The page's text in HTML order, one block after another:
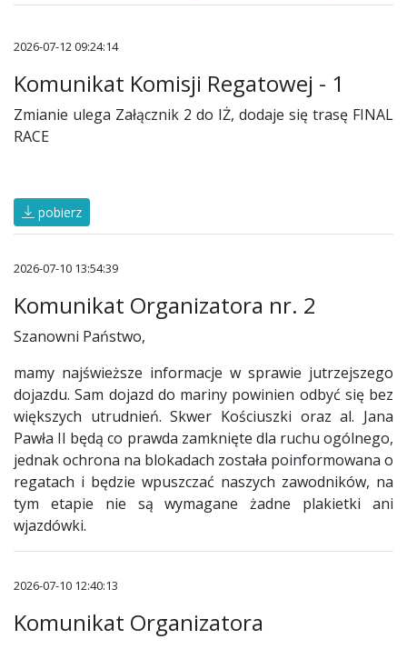
2026-07-12 09:24:14
Komunikat Komisji Regatowej - 1
Zmianie ulega Załącznik 2 do IŻ, dodaje się trasę FINAL
RACE
pobierz
2026-07-10 13:54:39
Komunikat Organizatora nr. 2
Szanowni Państwo,
mamy najświeższe informacje w sprawie jutrzejszego
dojazdu. Sam dojazd do mariny powinien odbyć się bez
większych utrudnień. Skwer Kościuszki oraz al. Jana
Pawła II będą co prawda zamknięte dla ruchu ogólnego,
jednak ochrona na blokadach została poinformowana o
regatach i będzie wpuszczać naszych zawodników, na
tym etapie nie są wymagane żadne plakietki ani
wjazdówki.
2026-07-10 12:40:13
Komunikat Organizatora